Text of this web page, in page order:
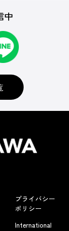
中
プライバシー
ポリシー
International